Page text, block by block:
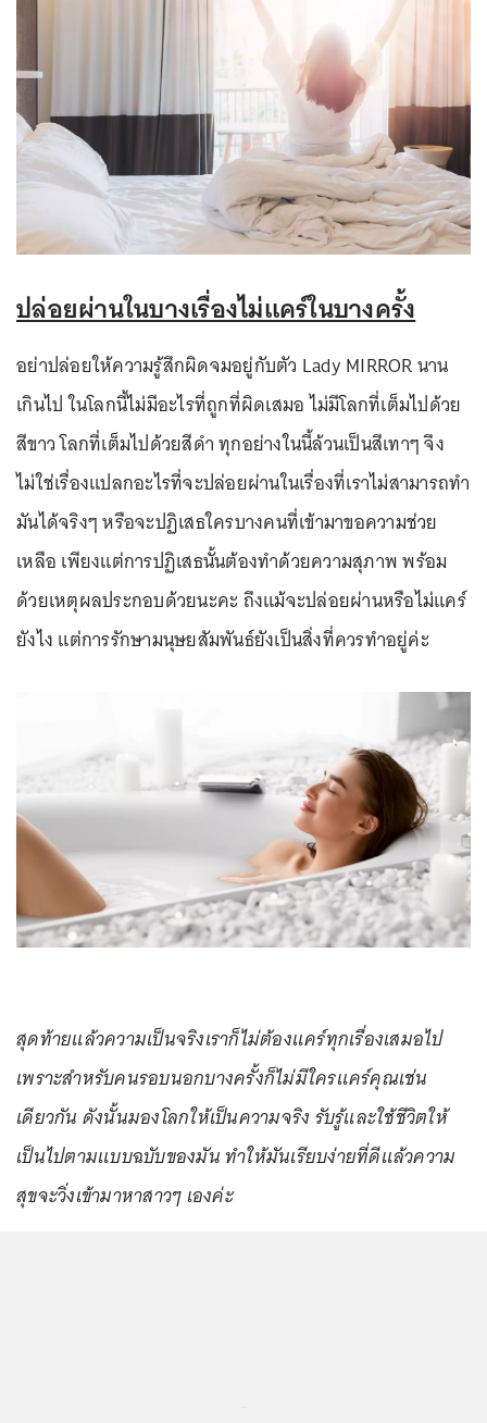
ปล่อยผ่านในบางเรื่องไม่แคร์ในบางครั้ง
อย่าปล่อยให้ความรู้สึกผิดจมอยู่กับตัว Lady MIRROR นาน
เกินไป ในโลกนี้ไม่มีอะไรที่ถูกที่ผิดเสมอ ไม่มีโลกที่เต็มไปด้วย
สีขาว โลกที่เต็มไปด้วยสีดำ ทุกอย่างในนี้ล้วนเป็นสีเทาๆ จึง
ไม่ใช่เรื่องแปลกอะไรที่จะปล่อยผ่านในเรื่องที่เราไม่สามารถทำ
มันได้จริงๆ หรือจะปฏิเสธใครบางคนที่เข้ามาขอความช่วย
เหลือ เพียงแต่การปฏิเสธนั้นต้องทำด้วยความสุภาพ พร้อม
ด้วยเหตุผลประกอบด้วยนะคะ ถึงแม้จะปล่อยผ่านหรือไม่แคร์
ยังไง แต่การรักษามนุษยสัมพันธ์ยังเป็นสิ่งที่ควรทำอยู่ค่ะ
สุดท้ายแล้วความเป็นจริงเราก็ไม่ต้องแคร์ทุกเรื่องเสมอไป
เพราะสำหรับคนรอบนอกบางครั้งก็ไม่มีใครแคร์คุณเช่น
เดียวกัน ดังนั้นมองโลกให้เป็นความจริง รับรู้และใช้ชีวิตให้
เป็นไปตามแบบฉบับของมัน ทำให้มันเรียบง่ายที่ดีแล้วความ
สุขจะวิ่งเข้ามาหาสาวๆ เองค่ะ